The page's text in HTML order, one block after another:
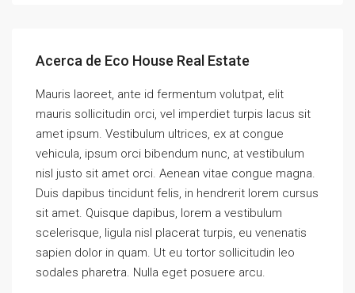
Acerca de Eco House Real Estate
Mauris laoreet, ante id fermentum volutpat, elit
mauris sollicitudin orci, vel imperdiet turpis lacus sit
amet ipsum. Vestibulum ultrices, ex at congue
vehicula, ipsum orci bibendum nunc, at vestibulum
nisl justo sit amet orci. Aenean vitae congue magna.
Duis dapibus tincidunt felis, in hendrerit lorem cursus
sit amet. Quisque dapibus, lorem a vestibulum
scelerisque, ligula nisl placerat turpis, eu venenatis
sapien dolor in quam. Ut eu tortor sollicitudin leo
sodales pharetra. Nulla eget posuere arcu.